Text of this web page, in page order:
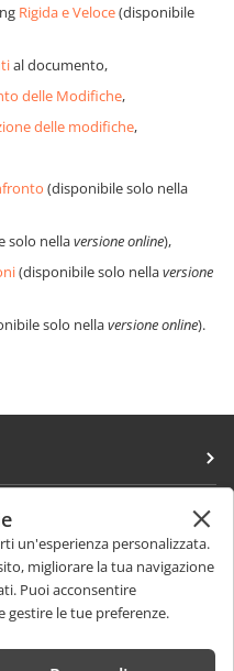
Rigida e Veloce(disponibile
al documento,
delle Modifiche,
delle modifiche,
(disponibile solo nella
solo nellaversione online),
(disponibile solo nellaversione
solo nellaversione online).
un'esperienza personalizzata.
migliorare la tua navigazione
Puoi acconsentire
gestire le tue preferenze.